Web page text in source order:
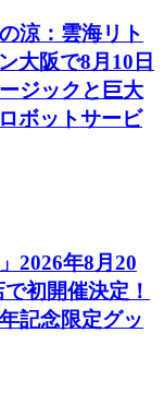
涼：雲海リト
大阪で8月10日
ジックと巨大
ボットサービ
2026年8月20
初開催決定！
記念限定グッ